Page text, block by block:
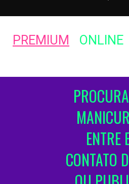
PREMIUM ONLINE
ENTRE
CONTATO